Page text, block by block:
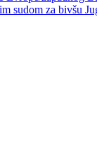
sudom za bivšu